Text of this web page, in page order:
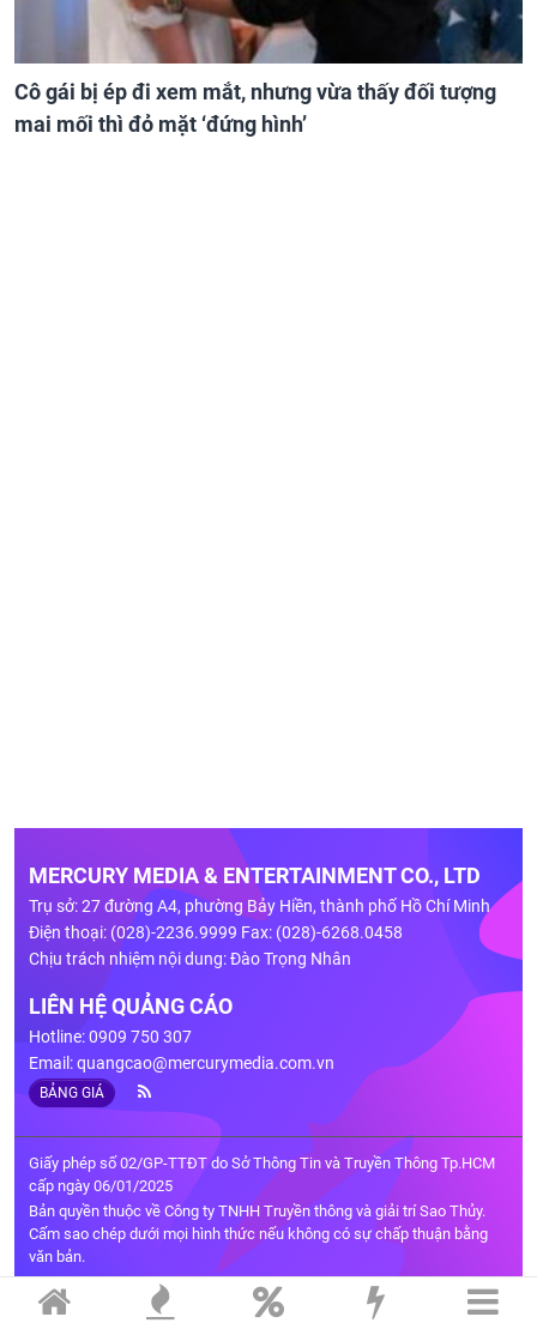
Cô gái bị ép đi xem mắt, nhưng vừa thấy đối tượng
mai mối thì đỏ mặt ‘đứng hình’
MERCURY MEDIA & ENTERTAINMENT CO., LTD
Trụ sở: 27 đường A4, phường Bảy Hiền, thành phố Hồ Chí Minh
Điện thoại: (028)-2236.9999 Fax: (028)-6268.0458
Chịu trách nhiệm nội dung: Đào Trọng Nhân
LIÊN HỆ QUẢNG CÁO
Hotline: 0909 750 307
Email:quangcao@mercurymedia.com.vn
BẢNG GIÁ
Giấy phép số 02/GP-TTĐT do Sở Thông Tin và Truyền Thông Tp.HCM
cấp ngày 06/01/2025
Bản quyền thuộc về Công ty TNHH Truyền thông và giải trí Sao Thủy.
Cấm sao chép dưới mọi hình thức nếu không có sự chấp thuận bằng
văn bản.